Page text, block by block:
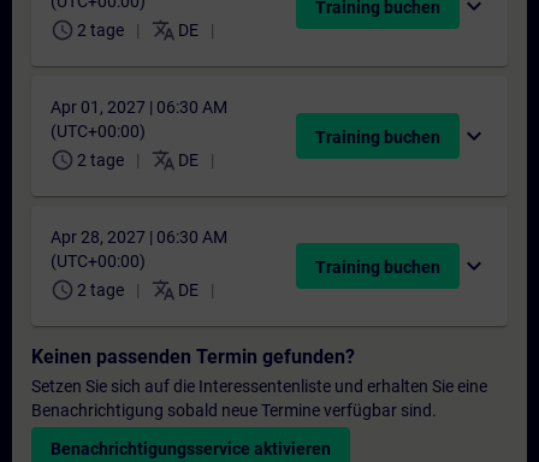
schedule 2 tage translate DE
Training buchen expand_more
Apr 01, 2027 | 06:30 AM
(UTC+00:00)
schedule 2 tage translate DE
Training buchen expand_more
Apr 28, 2027 | 06:30 AM
(UTC+00:00)
schedule 2 tage translate DE
Training buchen expand_more
Keinen passenden Termin gefunden?
Setzen Sie sich auf die Interessentenliste und erhalten Sie eine
Benachrichtigung sobald neue Termine verfügbar sind.
Benachrichtigungsservice aktivieren